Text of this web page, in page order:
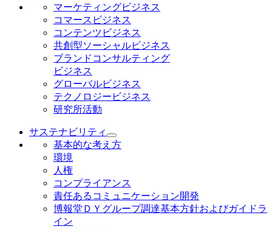
マーケティングビジネス
コマースビジネス
コンテンツビジネス
共創型ソーシャルビジネス
ブランドコンサルティング
ビジネス
グローバルビジネス
テクノロジービジネス
研究所活動
サステナビリティ
基本的な考え方
環境
人権
コンプライアンス
責任あるコミュニケーション開発
博報堂ＤＹグループ調達基本方針およびガイドラ
イン